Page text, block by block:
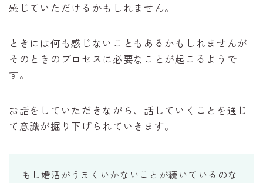
感じていただけるかもしれません。
ときには何も感じないこともあるかもしれませんが
そのときのプロセスに必要なことが起こるようで
す。
お話をしていただきながら、話していくことを通じ
て意識が掘り下げられていきます。
もし婚活がうまくいかないことが続いているのな